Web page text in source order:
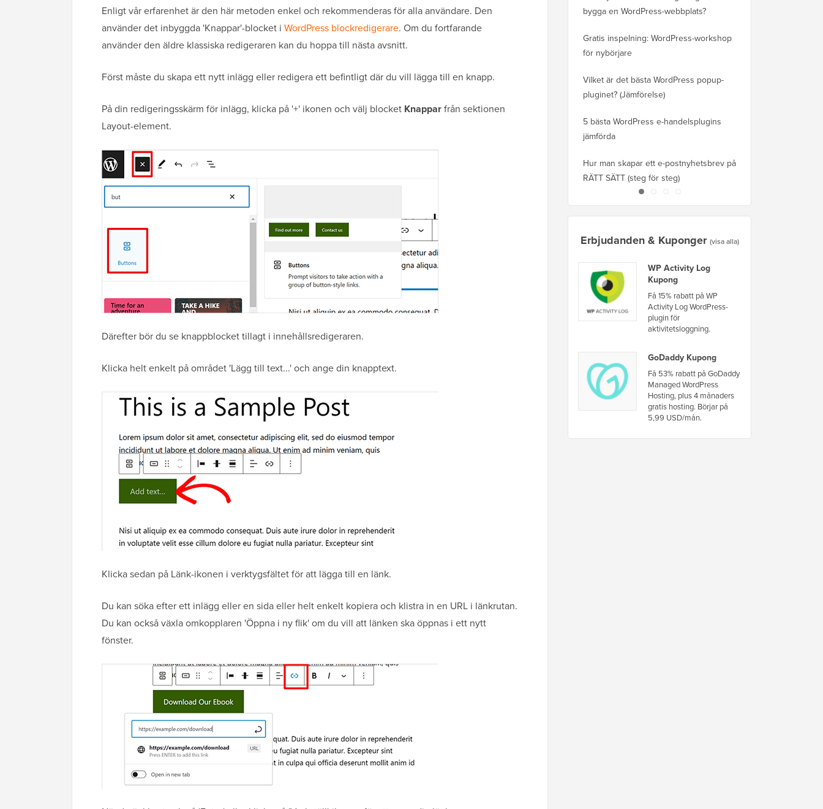
Enligt vår erfarenhet är den här metoden enkel och rekommenderas för alla användare. Den
använder det inbyggda 'Knappar'-blocket i WordPress blockredigerare. Om du fortfarande
använder den äldre klassiska redigeraren kan du hoppa till nästa avsnitt.
Först måste du skapa ett nytt inlägg eller redigera ett befintligt där du vill lägga till en knapp.
På din redigeringsskärm för inlägg, klicka på '+' ikonen och välj blocket Knapparfrån sektionen
Layout-element.
Därefter bör du se knappblocket tillagt i innehållsredigeraren.
Klicka helt enkelt på området 'Lägg till text...' och ange din knapptext.
Klicka sedan på Länk-ikonen i verktygsfältet för att lägga till en länk.
Du kan söka efter ett inlägg eller en sida eller helt enkelt kopiera och klistra in en URL i länkrutan.
Du kan också växla omkopplaren 'Öppna i ny flik' om du vill att länken ska öppnas i ett nytt
fönster.
bygga en WordPress-webbplats?
Gratis inspelning: WordPress-workshop
för nybörjare
Vilket är det bästa WordPress popup-
pluginet? (Jämförelse)
5 bästa WordPress e-handelsplugins
jämförda
Hur man skapar ett e-postnyhetsbrev på
RÄTT SÄTT (steg för steg)
Erbjudanden & Kuponger (visa alla)
WP Activity Log
Kupong
Få 15% rabatt på WP
Activity Log WordPress-
plugin för
aktivitetsloggning.
GoDaddy Kupong
Få 53% rabatt på GoDaddy
Managed WordPress
Hosting, plus 4 månaders
gratis hosting. Börjar på
5,99 USD/mån.